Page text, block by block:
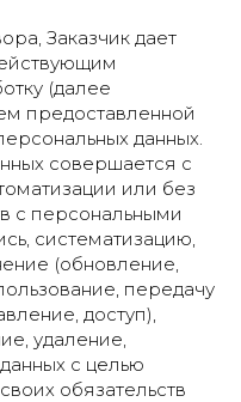
Заказчик дает
(далее
предоставленной
данных.
совершается с
или без
с персональными
систематизацию,
(обновление,
передачу
доступ),
удаление,
с целью
обязательств